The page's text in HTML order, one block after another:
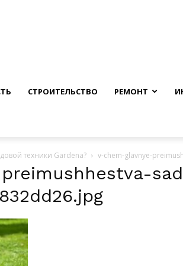
СТРОИТЕЛЬСТВО РЕМОНТ
техники Gardena? v-chem-glavnye-